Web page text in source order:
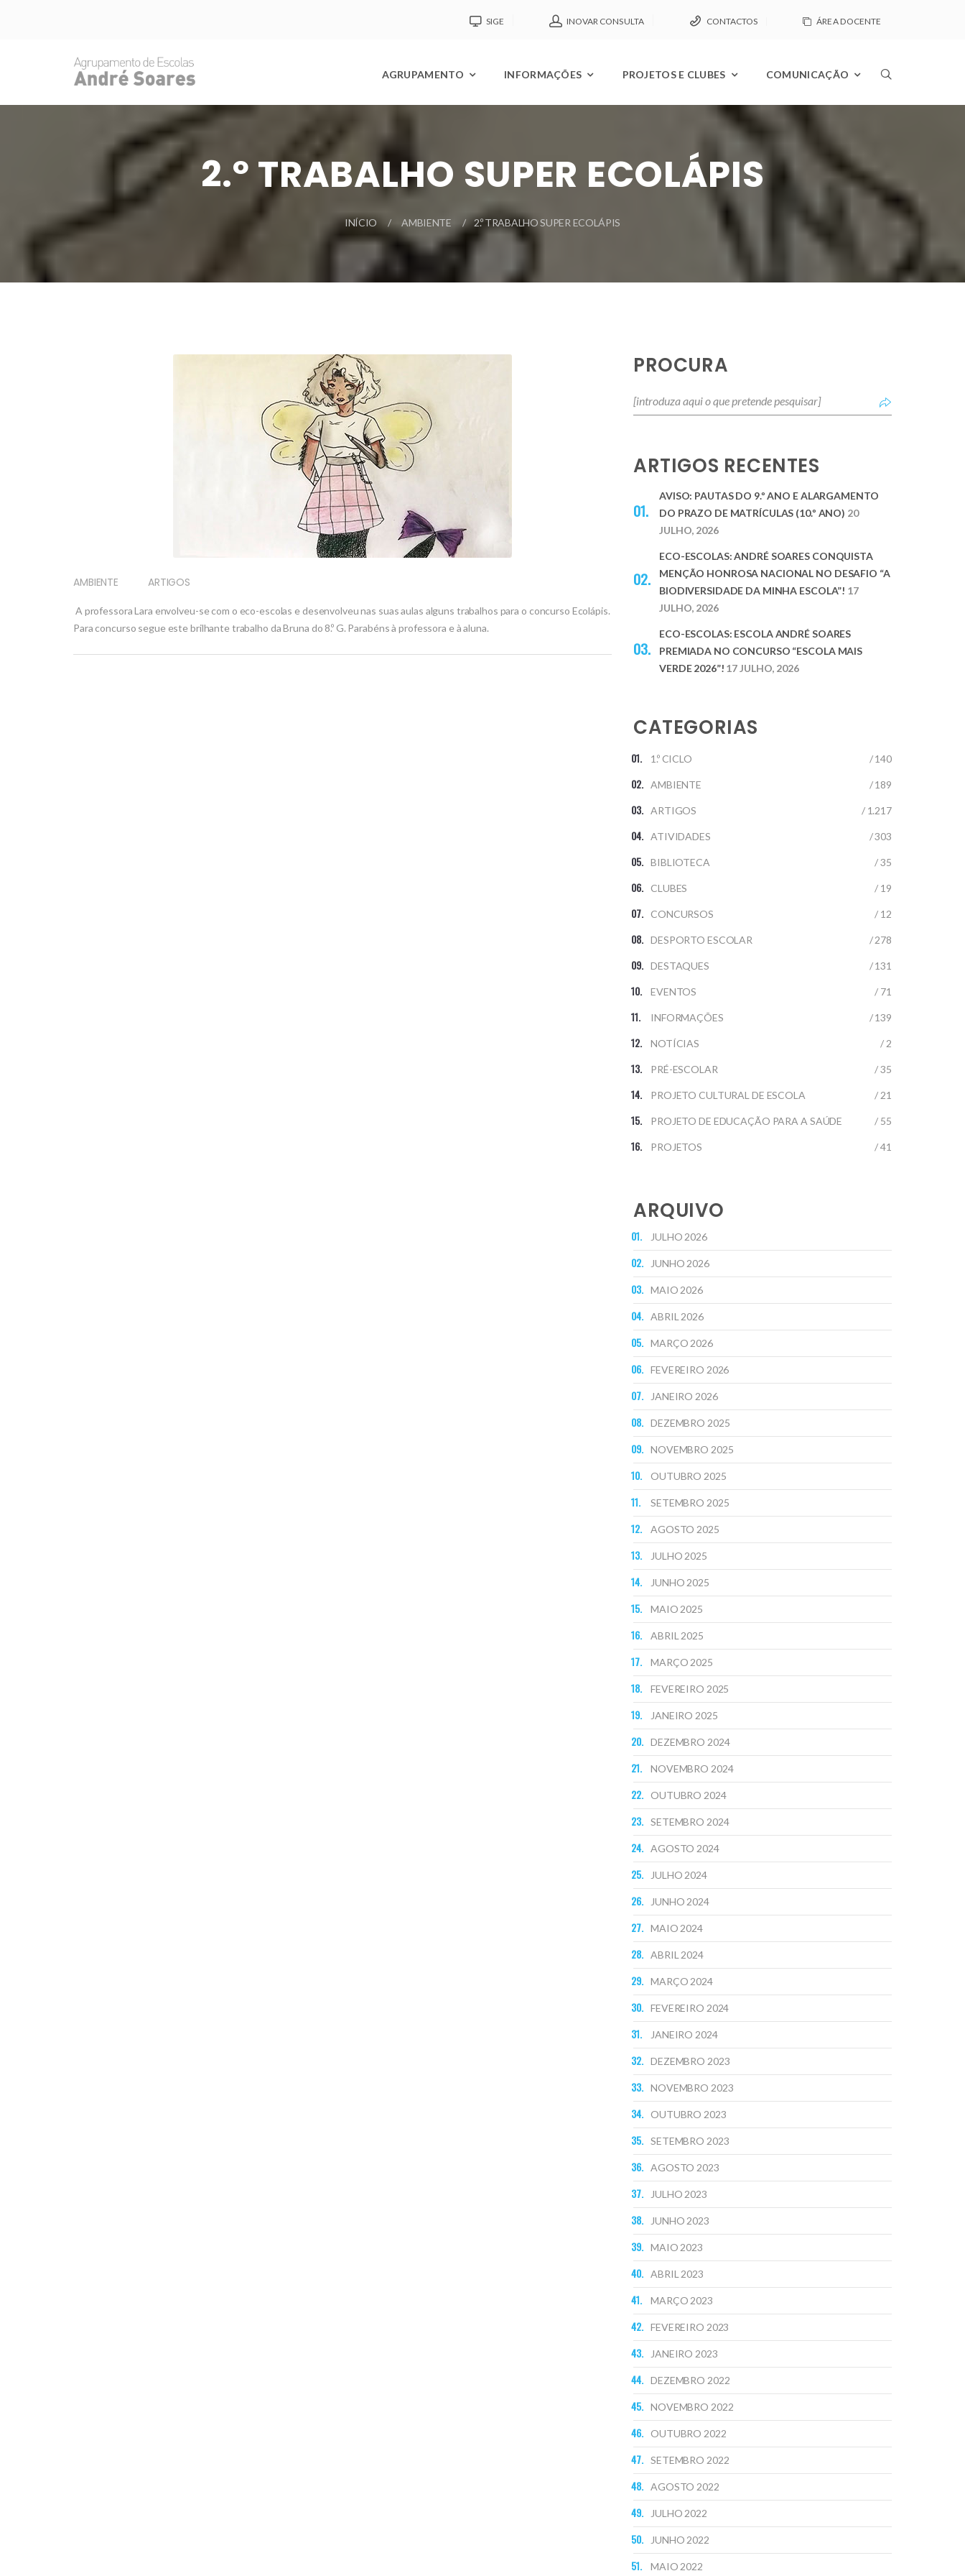
SIGE INOVAR CONSULTA CONTACTOS ÁREA DOCENTE
AGRUPAMENTO INFORMAÇÕES PROJETOS E CLUBES COMUNICAÇÃO
2.º TRABALHO SUPER ECOLÁPIS
INÍCIO AMBIENTE 2.º TRABALHO SUPER ECOLÁPIS
AMBIENTE ARTIGOS
A professora Lara envolveu-se com o eco-escolas e desenvolveu nas suas aulas alguns trabalhos para o concurso Ecolápis.
Para concurso segue este brilhante trabalho da Bruna do 8.º G. Parabéns à professora e à aluna.
PROCURA
ARTIGOS RECENTES
AVISO: PAUTAS DO 9.º ANO E ALARGAMENTO
DO PRAZO DE MATRÍCULAS (10.º ANO) 20
JULHO, 2026
ECO-ESCOLAS: ANDRÉ SOARES CONQUISTA
MENÇÃO HONROSA NACIONAL NO DESAFIO “A
BIODIVERSIDADE DA MINHA ESCOLA”! 17
JULHO, 2026
ECO-ESCOLAS: ESCOLA ANDRÉ SOARES
PREMIADA NO CONCURSO “ESCOLA MAIS
VERDE 2026”! 17 JULHO, 2026
CATEGORIAS
1.º CICLO / 140
AMBIENTE / 189
ARTIGOS / 1.217
ATIVIDADES / 303
BIBLIOTECA / 35
CLUBES / 19
CONCURSOS / 12
DESPORTO ESCOLAR / 278
DESTAQUES / 131
EVENTOS / 71
INFORMAÇÕES / 139
NOTÍCIAS / 2
PRÉ-ESCOLAR / 35
PROJETO CULTURAL DE ESCOLA / 21
PROJETO DE EDUCAÇÃO PARA A SAÚDE / 55
PROJETOS / 41
ARQUIVO
JULHO 2026
JUNHO 2026
MAIO 2026
ABRIL 2026
MARÇO 2026
FEVEREIRO 2026
JANEIRO 2026
DEZEMBRO 2025
NOVEMBRO 2025
OUTUBRO 2025
SETEMBRO 2025
AGOSTO 2025
JULHO 2025
JUNHO 2025
MAIO 2025
ABRIL 2025
MARÇO 2025
FEVEREIRO 2025
JANEIRO 2025
DEZEMBRO 2024
NOVEMBRO 2024
OUTUBRO 2024
SETEMBRO 2024
AGOSTO 2024
JULHO 2024
JUNHO 2024
MAIO 2024
ABRIL 2024
MARÇO 2024
FEVEREIRO 2024
JANEIRO 2024
DEZEMBRO 2023
NOVEMBRO 2023
OUTUBRO 2023
SETEMBRO 2023
AGOSTO 2023
JULHO 2023
JUNHO 2023
MAIO 2023
ABRIL 2023
MARÇO 2023
FEVEREIRO 2023
JANEIRO 2023
DEZEMBRO 2022
NOVEMBRO 2022
OUTUBRO 2022
SETEMBRO 2022
AGOSTO 2022
JULHO 2022
JUNHO 2022
MAIO 2022